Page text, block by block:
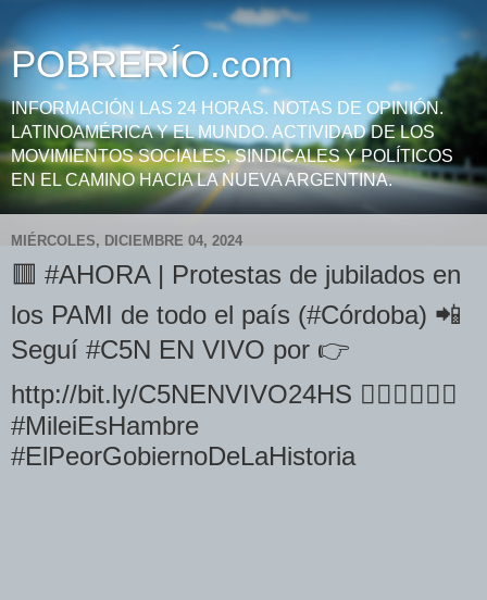
POBRERÍO.com
INFORMACIÓN LAS 24 HORAS. NOTAS DE OPINIÓN.
LATINOAMÉRICA Y EL MUNDO. ACTIVIDAD DE LOS
MOVIMIENTOS SOCIALES, SINDICALES Y POLÍTICOS
EN EL CAMINO HACIA LA NUEVA ARGENTINA.
MIÉRCOLES, DICIEMBRE 04, 2024
🟥 #AHORA | Protestas de jubilados en
los PAMI de todo el país (#Córdoba) 📲
Seguí #C5N EN VIVO por 👉
http://bit.ly/C5NENVIVO24HS 👇🏿👇🏿👇🏿
#MileiEsHambre
#ElPeorGobiernoDeLaHistoria